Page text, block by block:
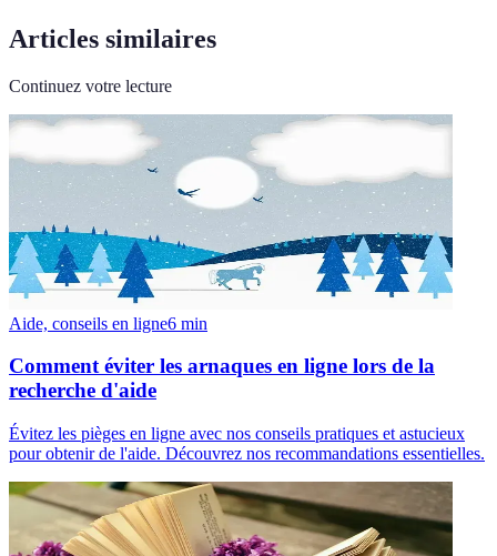
Articles similaires
Continuez votre lecture
Aide, conseils en ligne6 min
Comment éviter les arnaques en ligne lors de la
recherche d'aide
Évitez les pièges en ligne avec nos conseils pratiques et astucieux
pour obtenir de l'aide. Découvrez nos recommandations essentielles.